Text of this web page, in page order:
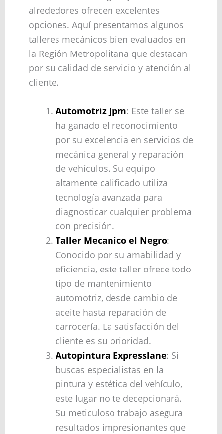
alrededores ofrecen excelentes
opciones. Aquí presentamos algunos
talleres mecánicos bien evaluados en
la Región Metropolitana que destacan
por su calidad de servicio y atención al
cliente.
Automotriz Jpm: Este taller se
ha ganado el reconocimiento
por su excelencia en servicios de
mecánica general y reparación
de vehículos. Su equipo
altamente calificado utiliza
tecnología avanzada para
diagnosticar cualquier problema
con precisión.
Taller Mecanico el Negro:
Conocido por su amabilidad y
eficiencia, este taller ofrece todo
tipo de mantenimiento
automotriz, desde cambio de
aceite hasta reparación de
carrocería. La satisfacción del
cliente es su prioridad.
Autopintura Expresslane: Si
buscas especialistas en la
pintura y estética del vehículo,
este lugar no te decepcionará.
Su meticuloso trabajo asegura
resultados impresionantes que